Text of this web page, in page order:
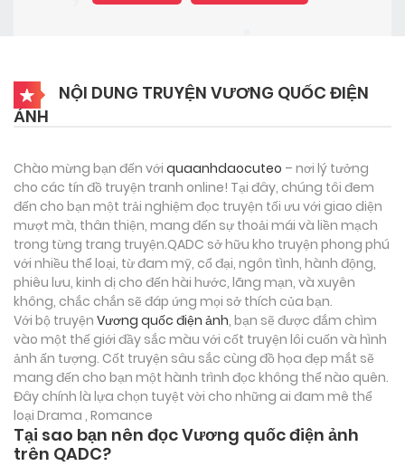
NỘI DUNG TRUYỆN VƯƠNG QUỐC ĐIỆN
ẢNH
Chào mừng bạn đến với quaanhdaocuteo – nơi lý tưởng
cho các tín đồ truyện tranh online! Tại đây, chúng tôi đem
đến cho bạn một trải nghiệm đọc truyện tối ưu với giao diện
mượt mà, thân thiện, mang đến sự thoải mái và liền mạch
trong từng trang truyện.QADC sở hữu kho truyện phong phú
với nhiều thể loại, từ đam mỹ, cổ đại, ngôn tình, hành động,
phiêu lưu, kinh dị cho đến hài hước, lãng mạn, và xuyên
không, chắc chắn sẽ đáp ứng mọi sở thích của bạn.
Với bộ truyện Vương quốc điện ảnh, bạn sẽ được đắm chìm
vào một thế giới đầy sắc màu với cốt truyện lôi cuốn và hình
ảnh ấn tượng. Cốt truyện sâu sắc cùng đồ họa đẹp mắt sẽ
mang đến cho bạn một hành trình đọc không thể nào quên.
Đây chính là lựa chọn tuyệt vời cho những ai đam mê thể
loại Drama , Romance
Tại sao bạn nên đọc Vương quốc điện ảnh
trên QADC?